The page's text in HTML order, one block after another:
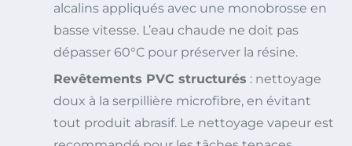
alcalins appliqués avec une monobrosse en
basse vitesse. L’eau chaude ne doit pas
dépasser 60°C pour préserver la résine.
Revêtements PVC structurés : nettoyage
doux à la serpillière microfibre, en évitant
tout produit abrasif. Le nettoyage vapeur est